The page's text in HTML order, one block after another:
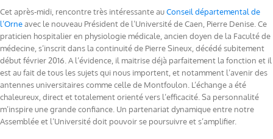
Cet après-midi, rencontre très intéressante auConseil départemental de
l’Orneavec le nouveau Président de l’Université de Caen, Pierre Denise. Ce
praticien hospitalier en physiologie médicale, ancien doyen de la Faculté de
médecine, s’inscrit dans la continuité de Pierre Sineux, décédé subitement
début février 2016. A l’évidence, il maitrise déjà parfaitement la fonction et il
est au fait de tous les sujets qui nous importent, et notamment l’avenir des
antennes universitaires comme celle de Montfoulon. L’échange a été
chaleureux, direct et totalement orienté vers l’efficacité. Sa personnalité
m’inspire une grande confiance. Un partenariat dynamique entre notre
Assemblée et l’Université doit pouvoir se poursuivre et s’amplifier.